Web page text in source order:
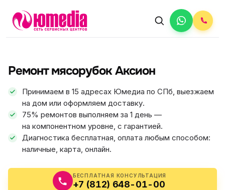
Ремонт мясорубок Аксион
Принимаем в 15 адресах Юмедиа по СПб, выезжаем
на дом или оформляем доставку.
75% ремонтов выполняем за 1 день —
на компонентном уровне, с гарантией.
Диагностика бесплатная, оплата любым способом:
наличные, карта, онлайн.
БЕСПЛАТНАЯ КОНСУЛЬТАЦИЯ
+7 (812) 648-01-00
ФИКС ЦЕНА
АВТОРИЗОВАННЫЙ СЕРВИС